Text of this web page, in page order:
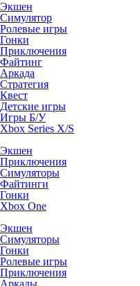
Экшен
Симулятор
Ролевые игры
Гонки
Приключения
Файтинг
Аркада
Стратегия
Квест
Детские игры
Игры Б/У
Xbox Series X/S
Экшен
Приключения
Симуляторы
Файтинги
Гонки
Xbox One
Экшен
Симуляторы
Гонки
Ролевые игры
Приключения
Аркады